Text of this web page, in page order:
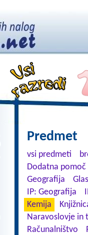
Predmet
vsi predmeti
Dodatna
Geografija
IP: Geografija
Kemija
Naravoslovje in
Računalništvo